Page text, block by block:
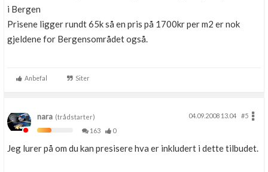
i Bergen
Prisene ligger rundt 65k så en pris på 1700kr per m2 er nok
gjeldene for Bergensområdet også.
Anbefal Siter
nara (trådstarter) 04.09.2008 13.04
#5
163
0
Jeg lurer på om du kan presisere hva er inkludert i dette tilbudet.